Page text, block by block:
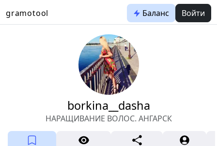
gramotool Баланс Войти
borkina__dasha
НАРАЩИВАНИЕ ВОЛОС. АНГАРСК